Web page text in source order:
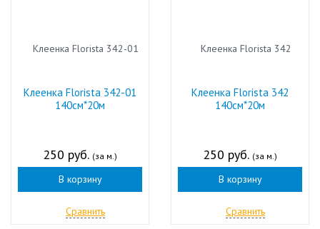
Клеенка Florista 342-01
140см*20м
250 руб. (за м.)
В корзину
Сравнить
Клеенка Florista 342
140см*20м
250 руб. (за м.)
В корзину
Сравнить